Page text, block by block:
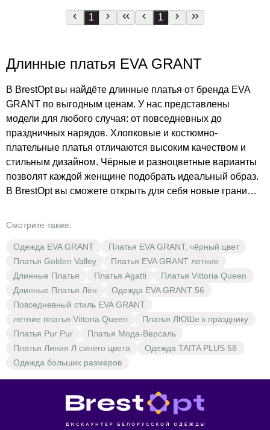
1 1
Длинные платья EVA GRANT
В BrestOpt вы найдёте длинные платья от бренда EVA
GRANT по выгодным ценам. У нас представлены
модели для любого случая: от повседневных до
праздничных нарядов. Хлопковые и костюмно-
плательные платья отличаются высоким качеством и
стильным дизайном. Чёрные и разноцветные варианты
позволят каждой женщине подобрать идеальный образ.
В BrestOpt вы сможете открыть для себя новые грани
широкий выбор — ваш путь к безупречному образу.
Смотрите также:
Одежда EVA GRANT
Платья EVA GRANT, чёрный цвет
Платья Golden Valley
Платья EVA GRANT летние
Длинные Платья
Платья Agatti
Платья Vittoria Queen
Длинные Платья Лён
Одежда EVA GRANT 56
Повседневный стиль EVA GRANT
летние платья Vittoria Queen
Платья ЛЮШе к празднику
Платья Pur Pur
Платья Мода-Версаль
Платья Линия Л синего цвета
Одежда TAITA PLUS 58
Одежда больших размеров